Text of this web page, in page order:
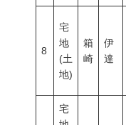
8
宅
地
(土
地)
箱
崎
伊
達
宅